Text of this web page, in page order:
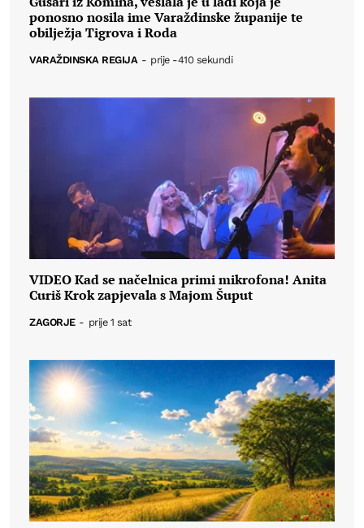
ponosno nosila ime Varaždinske županije te
obilježja Tigrova i Roda
VARAŽDINSKA REGIJA - prije -410 sekundi
VIDEO Kad se načelnica primi mikrofona! Anita
Curiš Krok zapjevala s Majom Šuput
ZAGORJE - prije 1 sat